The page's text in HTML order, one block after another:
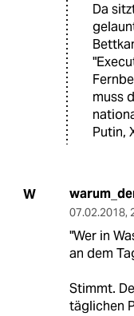
Da
muss
Putin,
W
07.02.2018,
"Wer in
an dem
Stimmt.
täglichen